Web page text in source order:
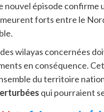
nouvel épisode
forts entre le
wilayas concernées
en conséquence.
du territoire
qui pourraient